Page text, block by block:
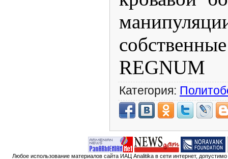
REGNUM
Категория:
Любое использование материалов сайта ИАЦ Analitika в сети интернет,